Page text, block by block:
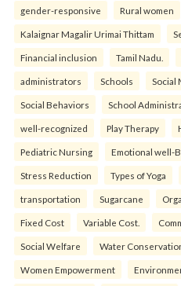
gender-responsive Rural women
Kalaignar Magalir Urimai Thittam
Financial inclusion Tamil Nadu.
administrators Schools Social
Social Behaviors School
well-recognized Play Therapy
Pediatric Nursing Emotional well-
Stress Reduction Types of Yoga
transportation Sugarcane
Fixed Cost Variable Cost.
Social Welfare Water
Women Empowerment